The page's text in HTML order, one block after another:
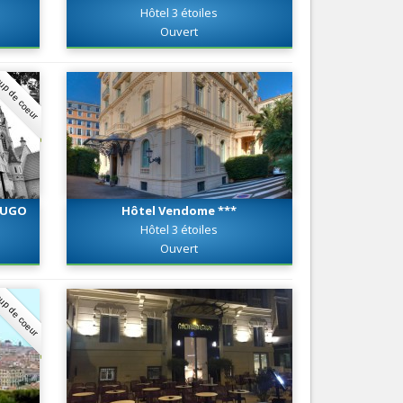
Tourisme, ...
Nice Aéroport
Hôtel 3 étoiles
Ouvert
coeur
Hôtel Vendome ***
Hôtel 3 étoiles
Ouvert
coeur